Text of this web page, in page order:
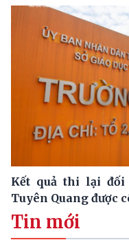
Kết quả thi lại
Tuyên Quang được
Tin mới